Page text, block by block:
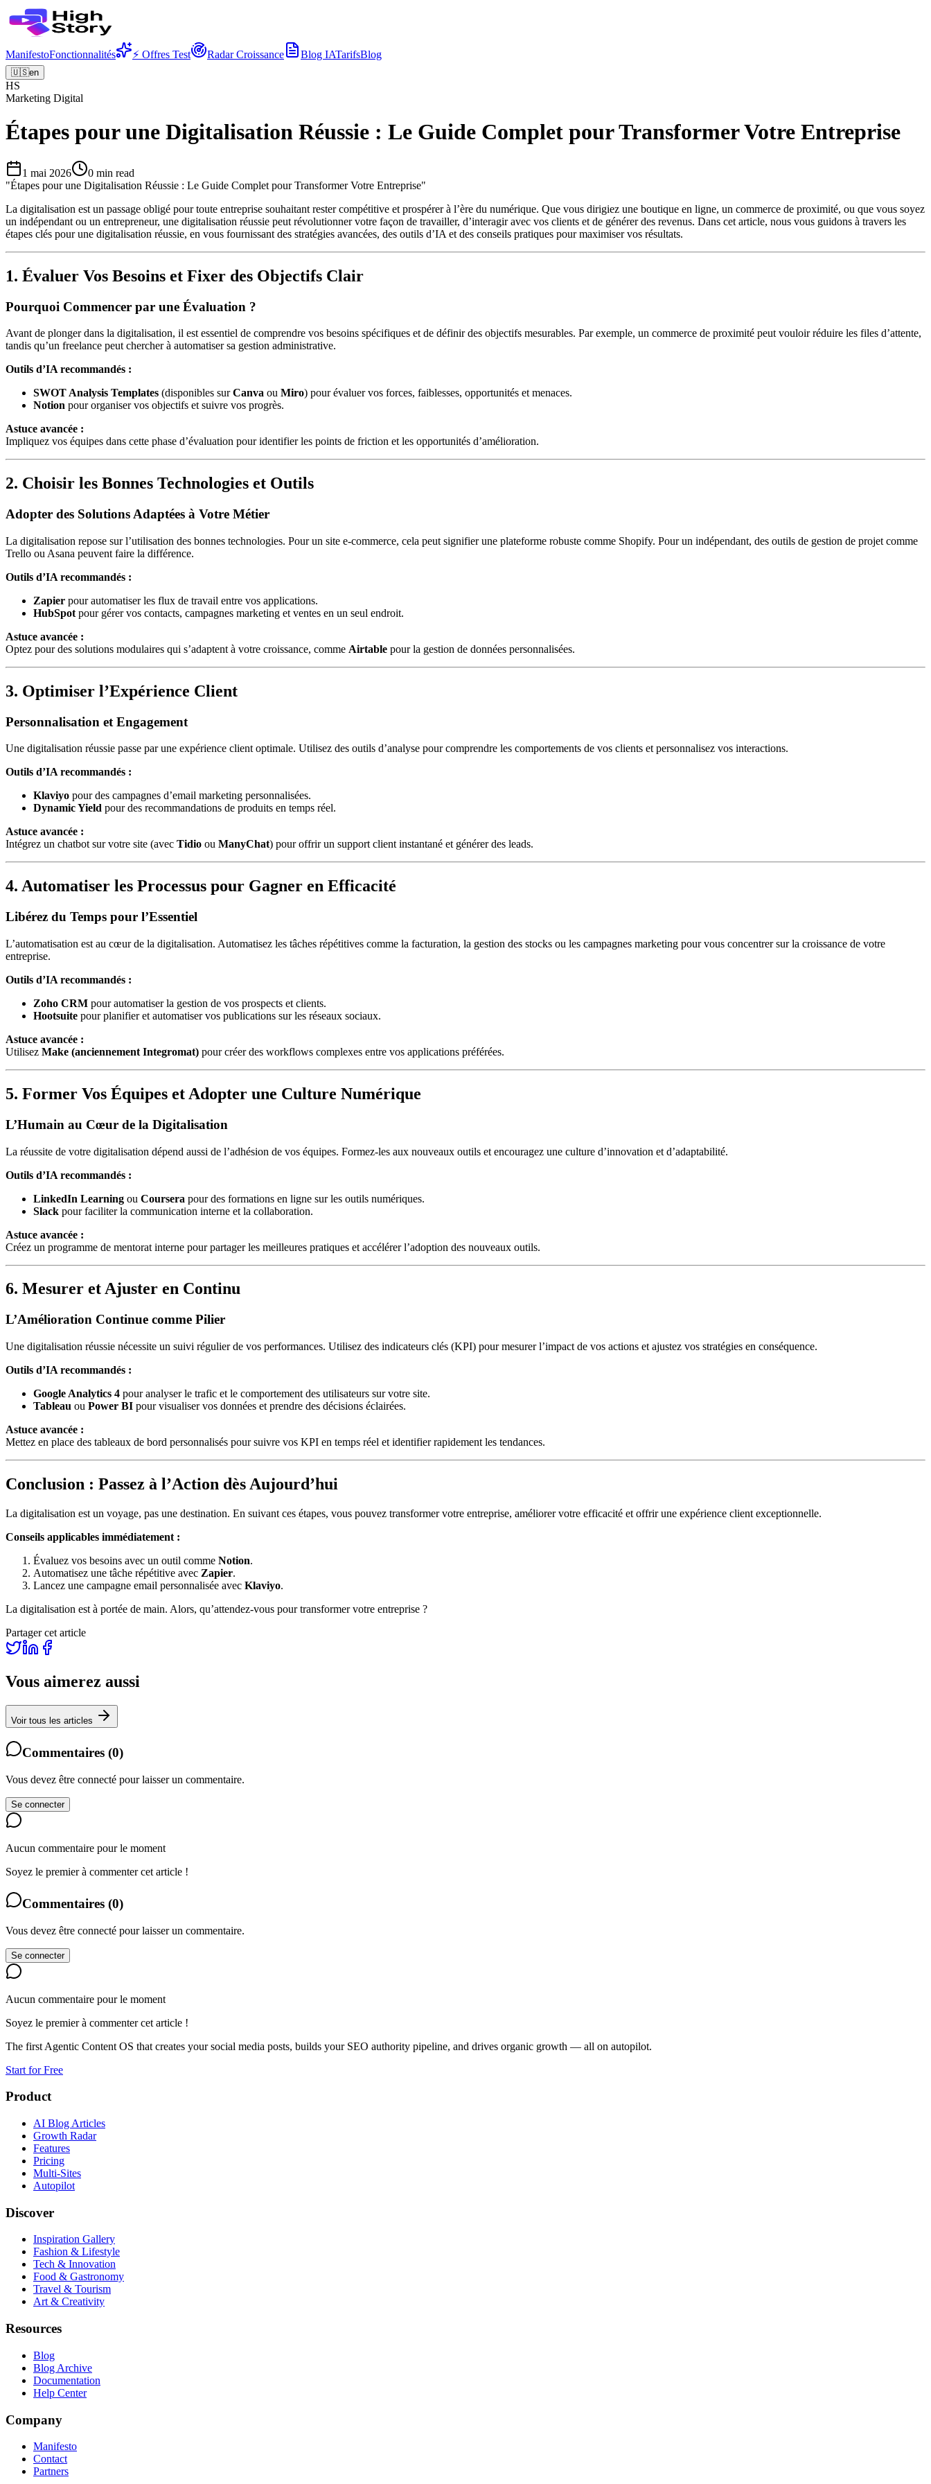
ManifestoFonctionnalités ⚡ Offres Test Radar Croissance Blog IATarifsBlog
🇺🇸en
HS
Marketing Digital
Étapes pour une Digitalisation Réussie : Le Guide Complet pour Transformer Votre Entreprise
1 mai 2026 0 min read
"Étapes pour une Digitalisation Réussie : Le Guide Complet pour Transformer Votre Entreprise"
La digitalisation est un passage obligé pour toute entreprise souhaitant rester compétitive et prospérer à l’ère du numérique. Que vous dirigiez une boutique en ligne, un commerce de proximité, ou que vous soyez
un indépendant ou un entrepreneur, une digitalisation réussie peut révolutionner votre façon de travailler, d’interagir avec vos clients et de générer des revenus. Dans cet article, nous vous guidons à travers les
étapes clés pour une digitalisation réussie, en vous fournissant des stratégies avancées, des outils d’IA et des conseils pratiques pour maximiser vos résultats.
1. Évaluer Vos Besoins et Fixer des Objectifs Clair
Pourquoi Commencer par une Évaluation ?
Avant de plonger dans la digitalisation, il est essentiel de comprendre vos besoins spécifiques et de définir des objectifs mesurables. Par exemple, un commerce de proximité peut vouloir réduire les files d’attente,
tandis qu’un freelance peut chercher à automatiser sa gestion administrative.
Outils d’IA recommandés :
SWOT Analysis Templates (disponibles surCanva ou Miro) pour évaluer vos forces, faiblesses, opportunités et menaces.
Notion pour organiser vos objectifs et suivre vos progrès.
Astuce avancée :
Impliquez vos équipes dans cette phase d’évaluation pour identifier les points de friction et les opportunités d’amélioration.
2. Choisir les Bonnes Technologies et Outils
Adopter des Solutions Adaptées à Votre Métier
La digitalisation repose sur l’utilisation des bonnes technologies. Pour un site e-commerce, cela peut signifier une plateforme robuste comme Shopify. Pour un indépendant, des outils de gestion de projet comme
Trello ou Asana peuvent faire la différence.
Outils d’IA recommandés :
Zapier pour automatiser les flux de travail entre vos applications.
HubSpot pour gérer vos contacts, campagnes marketing et ventes en un seul endroit.
Astuce avancée :
Optez pour des solutions modulaires qui s’adaptent à votre croissance, comme Airtable pour la gestion de données personnalisées.
3. Optimiser l’Expérience Client
Personnalisation et Engagement
Une digitalisation réussie passe par une expérience client optimale. Utilisez des outils d’analyse pour comprendre les comportements de vos clients et personnalisez vos interactions.
Outils d’IA recommandés :
Klaviyo pour des campagnes d’email marketing personnalisées.
Dynamic Yield pour des recommandations de produits en temps réel.
Astuce avancée :
Intégrez un chatbot sur votre site (avec Tidio ou ManyChat) pour offrir un support client instantané et générer des leads.
4. Automatiser les Processus pour Gagner en Efficacité
Libérez du Temps pour l’Essentiel
L’automatisation est au cœur de la digitalisation. Automatisez les tâches répétitives comme la facturation, la gestion des stocks ou les campagnes marketing pour vous concentrer sur la croissance de votre
entreprise.
Outils d’IA recommandés :
Zoho CRM pour automatiser la gestion de vos prospects et clients.
Hootsuite pour planifier et automatiser vos publications sur les réseaux sociaux.
Astuce avancée :
Utilisez Make (anciennement Integromat) pour créer des workflows complexes entre vos applications préférées.
5. Former Vos Équipes et Adopter une Culture Numérique
L’Humain au Cœur de la Digitalisation
La réussite de votre digitalisation dépend aussi de l’adhésion de vos équipes. Formez-les aux nouveaux outils et encouragez une culture d’innovation et d’adaptabilité.
Outils d’IA recommandés :
LinkedIn Learning ou Coursera pour des formations en ligne sur les outils numériques.
Slack pour faciliter la communication interne et la collaboration.
Astuce avancée :
Créez un programme de mentorat interne pour partager les meilleures pratiques et accélérer l’adoption des nouveaux outils.
6. Mesurer et Ajuster en Continu
L’Amélioration Continue comme Pilier
Une digitalisation réussie nécessite un suivi régulier de vos performances. Utilisez des indicateurs clés (KPI) pour mesurer l’impact de vos actions et ajustez vos stratégies en conséquence.
Outils d’IA recommandés :
Google Analytics 4 pour analyser le trafic et le comportement des utilisateurs sur votre site.
Tableau ou Power BI pour visualiser vos données et prendre des décisions éclairées.
Astuce avancée :
Mettez en place des tableaux de bord personnalisés pour suivre vos KPI en temps réel et identifier rapidement les tendances.
Conclusion : Passez à l’Action dès Aujourd’hui
La digitalisation est un voyage, pas une destination. En suivant ces étapes, vous pouvez transformer votre entreprise, améliorer votre efficacité et offrir une expérience client exceptionnelle.
Conseils applicables immédiatement :
Évaluez vos besoins avec un outil comme Notion.
Automatisez une tâche répétitive avec Zapier.
Lancez une campagne email personnalisée avec Klaviyo.
La digitalisation est à portée de main. Alors, qu’attendez-vous pour transformer votre entreprise ?
Partager cet article
Vous aimerez aussi
Voir tous les articles
Commentaires (0)
Vous devez être connecté pour laisser un commentaire.
Se connecter
Aucun commentaire pour le moment
Soyez le premier à commenter cet article !
Commentaires (0)
Vous devez être connecté pour laisser un commentaire.
Se connecter
Aucun commentaire pour le moment
Soyez le premier à commenter cet article !
The first Agentic Content OS that creates your social media posts, builds your SEO authority pipeline, and drives organic growth — all on autopilot.
Start for Free
Product
AI Blog Articles
Growth Radar
Features
Pricing
Multi-Sites
Autopilot
Discover
Inspiration Gallery
Fashion & Lifestyle
Tech & Innovation
Food & Gastronomy
Travel & Tourism
Art & Creativity
Resources
Blog
Blog Archive
Documentation
Help Center
Company
Manifesto
Contact
Partners